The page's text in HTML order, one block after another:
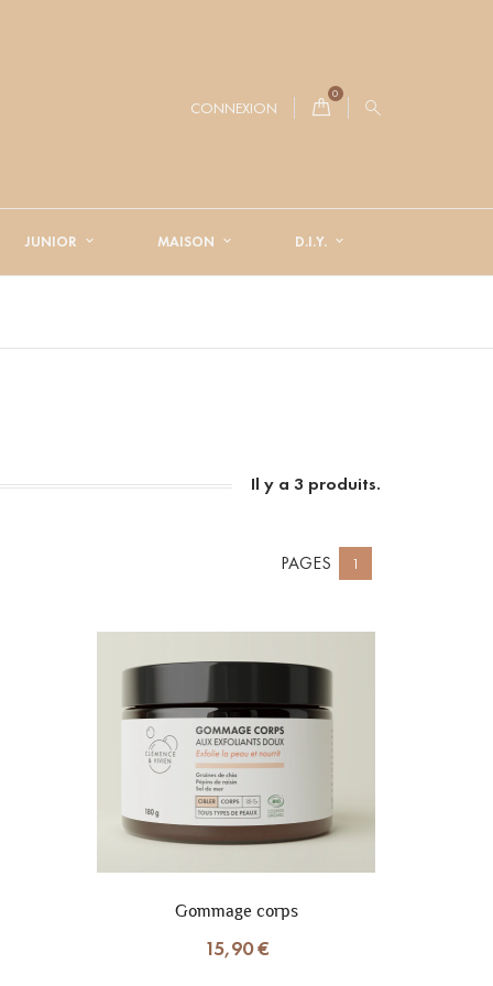
CONNEXION
0
JUNIOR MAISON D.I.Y.
Il y a 3 produits.
PAGES 1
Gommage corps
15,90 €